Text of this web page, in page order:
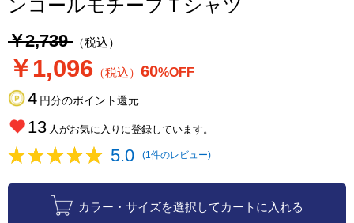
ンコールモチーフＴシャツ
￥2,739（税込）
￥1,096 （税込） 60%OFF
4 円分のポイント還元
13 人がお気に入りに登録しています。
5.0 (1件のレビュー)
カラー・サイズを選択してカートに入れる